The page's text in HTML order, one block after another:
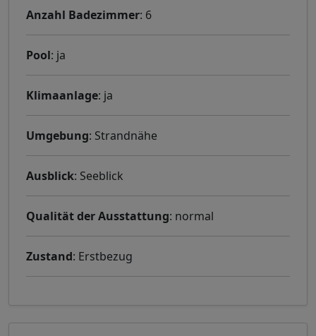
Anzahl Badezimmer: 6
Pool: ja
Klimaanlage: ja
Umgebung: Strandnähe
Ausblick: Seeblick
Qualität der Ausstattung: normal
Zustand: Erstbezug